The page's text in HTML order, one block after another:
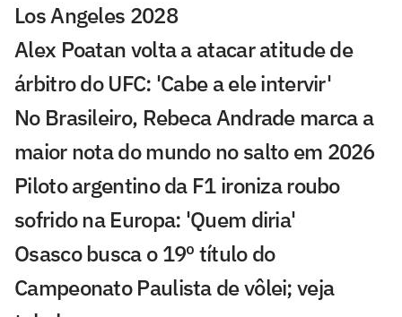
Los Angeles 2028
Alex Poatan volta a atacar atitude de
árbitro do UFC: 'Cabe a ele intervir'
No Brasileiro, Rebeca Andrade marca a
maior nota do mundo no salto em 2026
Piloto argentino da F1 ironiza roubo
sofrido na Europa: 'Quem diria'
Osasco busca o 19º título do
Campeonato Paulista de vôlei; veja